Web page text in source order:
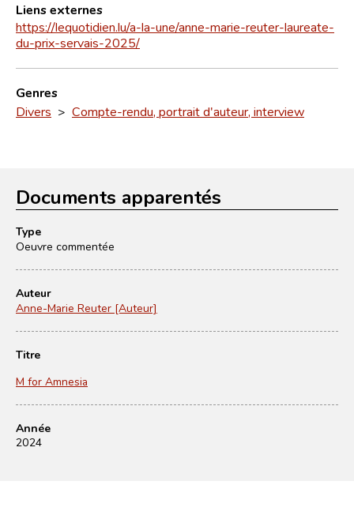
Liens externes
https://lequotidien.lu/a-la-une/anne-marie-reuter-laureate-
du-prix-servais-2025/
Genres
Divers > Compte-rendu, portrait d'auteur, interview
Documents apparentés
Type
Oeuvre commentée
Auteur
Anne-Marie Reuter [Auteur]
Titre
M for Amnesia
Année
2024